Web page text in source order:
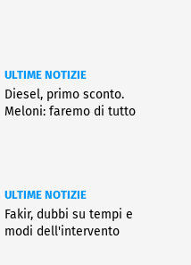
ULTIME NOTIZIE
Diesel, primo sconto.
Meloni: faremo di tutto
ULTIME NOTIZIE
Fakir, dubbi su tempi e
modi dell'intervento